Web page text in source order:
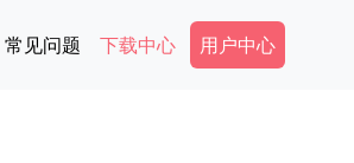
常见问题 下载中心 Secondary Menu
用户中心